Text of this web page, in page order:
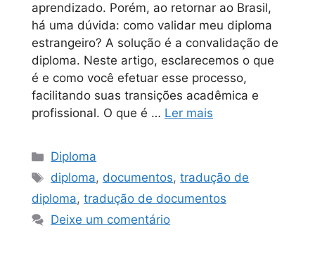
aprendizado. Porém, ao retornar ao Brasil,
há uma dúvida: como validar meu diploma
estrangeiro? A solução é a convalidação de
diploma. Neste artigo, esclarecemos o que
é e como você efetuar esse processo,
facilitando suas transições acadêmica e
profissional. O que é … Ler mais
Diploma
diploma, documentos,tradução de
diploma, tradução de documentos
Deixe um comentário